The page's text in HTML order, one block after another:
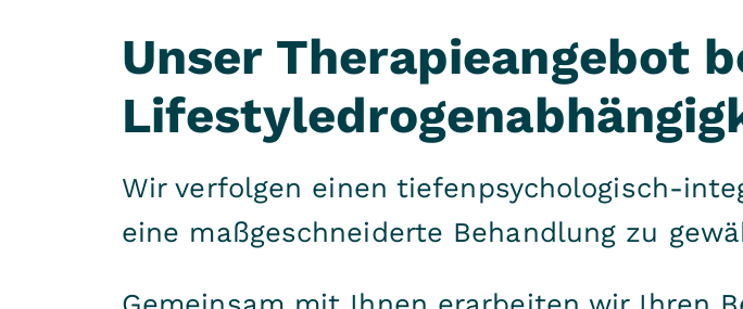
Unser Therapieangebot
Wir verfolgen einen tiefenpsychologisch-
eine maßgeschneiderte Behandlung zu